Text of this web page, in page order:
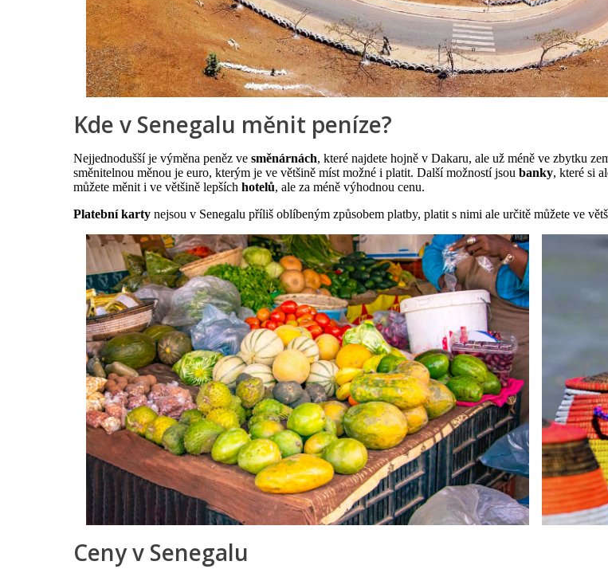
Kde v Senegalu měnit peníze?
Nejjednodušší je výměna peněz ve směnárnách, které najdete hojně v Dakaru, ale už méně ve zbytku
směnitelnou měnou je euro, kterým je ve většině míst možné i platit. Další možností jsou banky, které si
můžete měnit i ve většině lepších hotelů, ale za méně výhodnou cenu.
Platební karty nejsou v Senegalu příliš oblíbeným způsobem platby, platit s nimi ale určitě můžete ve
Ceny v Senegalu